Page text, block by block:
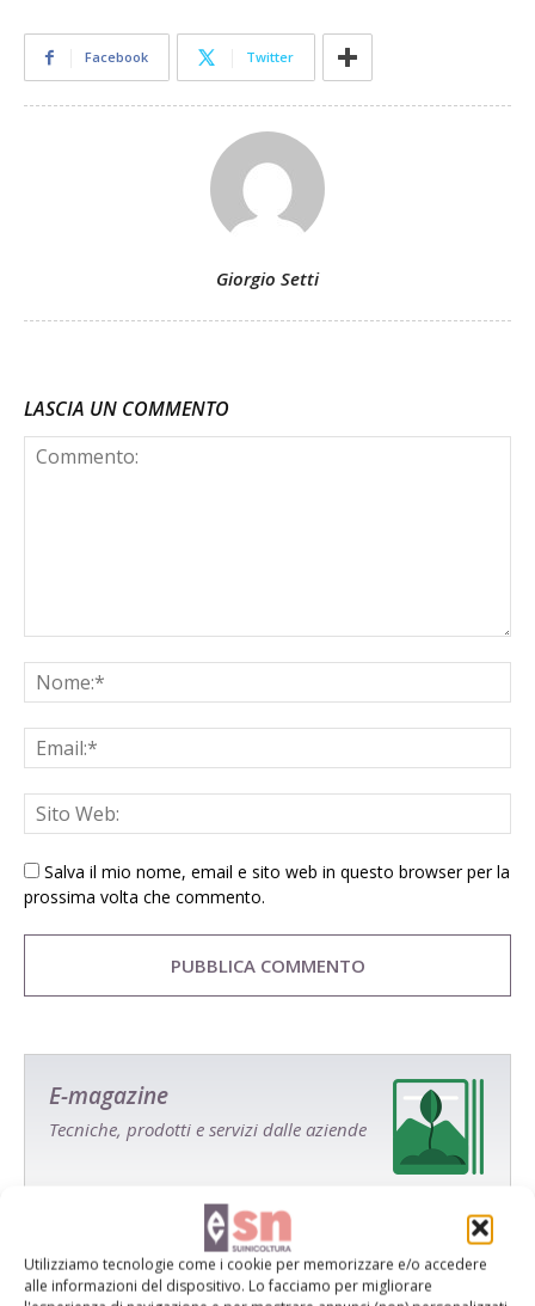
Utilizziamo tecnologie come i cookie per memorizzare e/o accedere
alle informazioni del dispositivo. Lo facciamo per migliorare
Facebook Twitter
Giorgio Setti
LASCIA UN COMMENTO
Salva il mio nome, email e sito web in questo browser per la
prossima volta che commento.
E-magazine
Tecniche, prodotti e servizi dalle aziende